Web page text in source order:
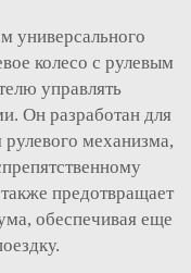
универсального
колесо с рулевым
управлять
Он разработан для
механизма,
предотвращает
обеспечивая еще